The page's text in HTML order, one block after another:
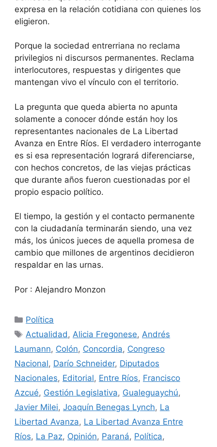
expresa en la relación cotidiana con quienes los
eligieron.
Porque la sociedad entrerriana no reclama
privilegios ni discursos permanentes. Reclama
interlocutores, respuestas y dirigentes que
mantengan vivo el vínculo con el territorio.
La pregunta que queda abierta no apunta
solamente a conocer dónde están hoy los
representantes nacionales de La Libertad
Avanza en Entre Ríos. El verdadero interrogante
es si esa representación logrará diferenciarse,
con hechos concretos, de las viejas prácticas
que durante años fueron cuestionadas por el
propio espacio político.
El tiempo, la gestión y el contacto permanente
con la ciudadanía terminarán siendo, una vez
más, los únicos jueces de aquella promesa de
cambio que millones de argentinos decidieron
respaldar en las urnas.
Por : Alejandro Monzon
Categorías
Política
Etiquetas
Actualidad , Alicia Fregonese, Andrés
Laumann, Colón, Concordia, Congreso
Nacional, Darío Schneider, Diputados
Nacionales, Editorial, Entre Ríos, Francisco
Azcué, Gestión Legislativa, Gualeguaychú,
Javier Milei, Joaquín Benegas Lynch, La
Libertad Avanza, La Libertad Avanza Entre
Ríos, La Paz, Opinión, Paraná, Política,